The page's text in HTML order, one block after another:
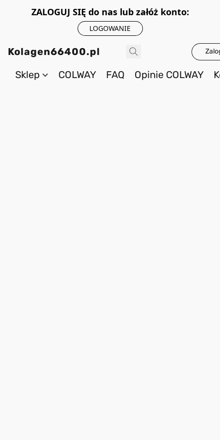
ZALOGUJ SIĘ do nas lub załóż konto:
LOGOWANIE
Kolagen66400.pl
Sklep COLWAY FAQ Opinie COLWAY